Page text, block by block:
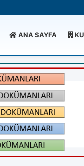
ANA SAYFA